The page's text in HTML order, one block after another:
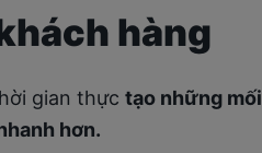
hàng
gian thực tạo những mối
hơn.